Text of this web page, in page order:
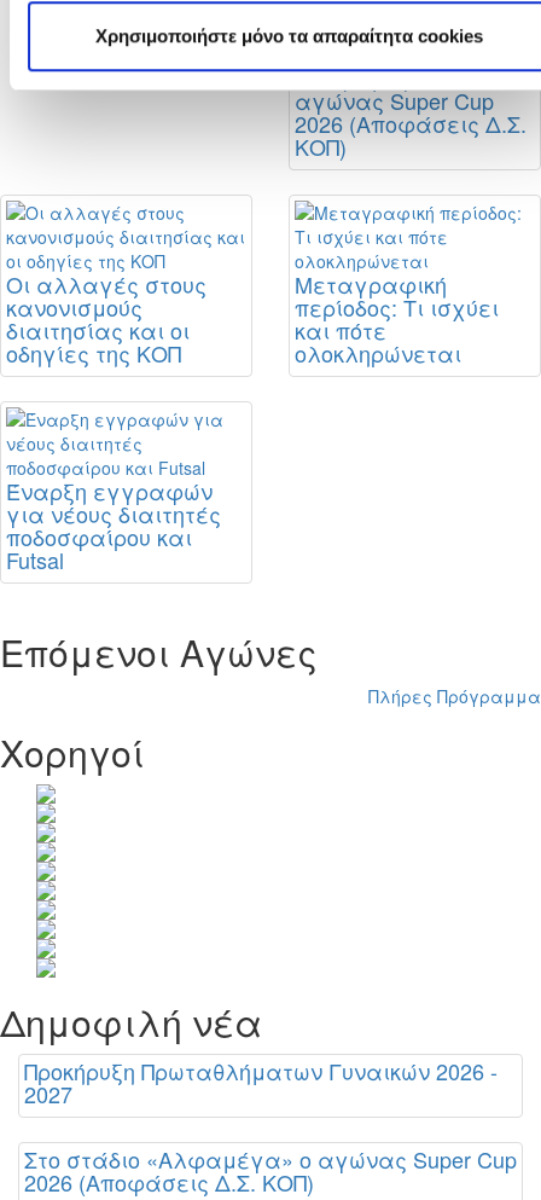
Χρησιμοποιήστε μόνο τα απαραίτητα cookies
Στο στάδιο
«Αλφαμέγα» ο
αγώνας Super Cup
2026 (Αποφάσεις Δ.Σ.
ΚΟΠ)
Οι αλλαγές στους
κανονισμούς
διαιτησίας και οι
οδηγίες της ΚΟΠ
Μεταγραφική
περίοδος: Τι ισχύει
και πότε
ολοκληρώνεται
Έναρξη εγγραφών
για νέους διαιτητές
ποδοσφαίρου και
Futsal
Επόμενοι Αγώνες
Πλήρες Πρόγραμμα
Χορηγοί
Δημοφιλή νέα
Προκήρυξη Πρωταθλήματων Γυναικών 2026 -
2027
Στο στάδιο «Αλφαμέγα» ο αγώνας Super Cup
2026 (Αποφάσεις Δ.Σ. ΚΟΠ)